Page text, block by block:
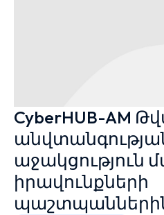
CyberHUB-AM
աջակցություն
իրավունքների